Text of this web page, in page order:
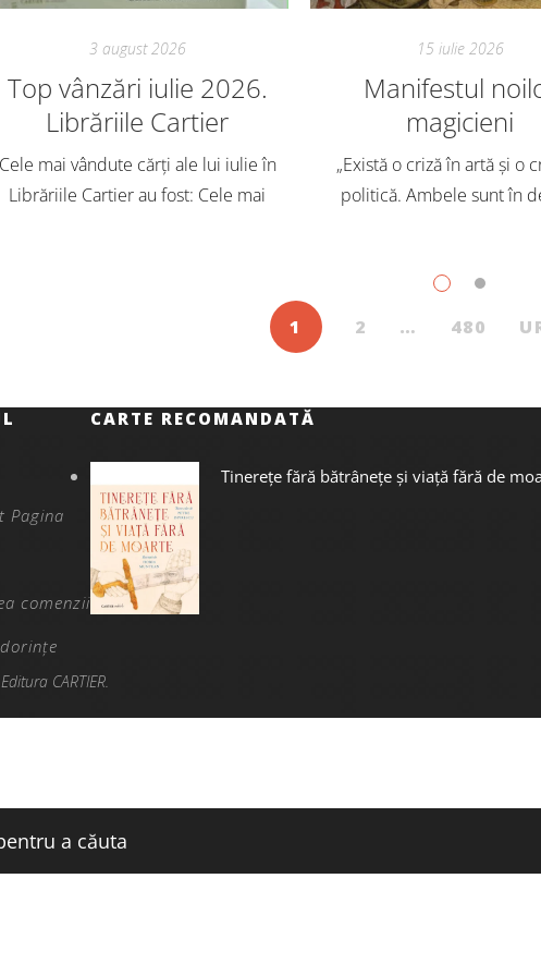
3 august 2026
Top vânzări iulie 2026.
Librăriile Cartier
Cele mai vândute cărți ale lui iulie în
Librăriile Cartier au fost: Cele mai
15 iulie 2026
Manifestul
magicieni
„Există o criză în artă și o
politică. Ambele sunt în
Situația poate fi salvată
1 2 … 480
Pagina
comenzii
CARTE RECOMANDATĂ
Tinerețe fără bătrânețe și viață fără de
CARTIER.